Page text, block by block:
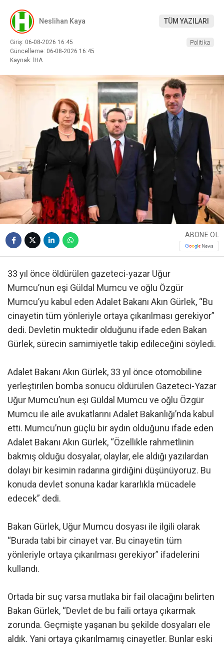
Neslihan Kaya TÜM YAZILARI
Giriş: 06-08-2026 16:45
Güncelleme: 06-08-2026 16:45
Kaynak: İHA
Politika
ABONE OL
33 yıl önce öldürülen gazeteci-yazar Uğur
Mumcu’nun eşi Güldal Mumcu ve oğlu Özgür
Mumcu’yu kabul eden Adalet Bakanı Akın Gürlek, “Bu
cinayetin tüm yönleriyle ortaya çıkarılması gerekiyor”
dedi. Devletin muktedir olduğunu ifade eden Bakan
Gürlek, sürecin samimiyetle takip edileceğini söyledi.
Adalet Bakanı Akın Gürlek, 33 yıl önce otomobiline
yerleştirilen bomba sonucu öldürülen Gazeteci-Yazar
Uğur Mumcu’nun eşi Güldal Mumcu ve oğlu Özgür
Mumcu ile aile avukatlarını Adalet Bakanlığı’nda kabul
etti. Mumcu’nun güçlü bir aydın olduğunu ifade eden
Adalet Bakanı Akın Gürlek, “Özellikle rahmetlinin
bakmış olduğu dosyalar, olaylar, ele aldığı yazılardan
dolayı bir kesimin radarına girdiğini düşünüyoruz. Bu
konuda devlet sonuna kadar kararlıkla mücadele
edecek” dedi.
Bakan Gürlek, Uğur Mumcu dosyası ile ilgili olarak
“Burada tabi bir cinayet var. Bu cinayetin tüm
yönleriyle ortaya çıkarılması gerekiyor” ifadelerini
kullandı.
Ortada bir suç varsa mutlaka bir fail olacağını belirten
Bakan Gürlek, “Devlet de bu faili ortaya çıkarmak
zorunda. Geçmişte yaşanan bu şekilde dosyaları ele
aldık. Yani ortaya çıkarılmamış cinayetler. Bunlar eski